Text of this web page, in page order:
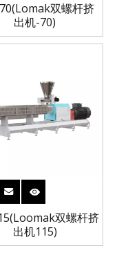
双螺杆挤
出机-70)
双螺杆挤
出机115)